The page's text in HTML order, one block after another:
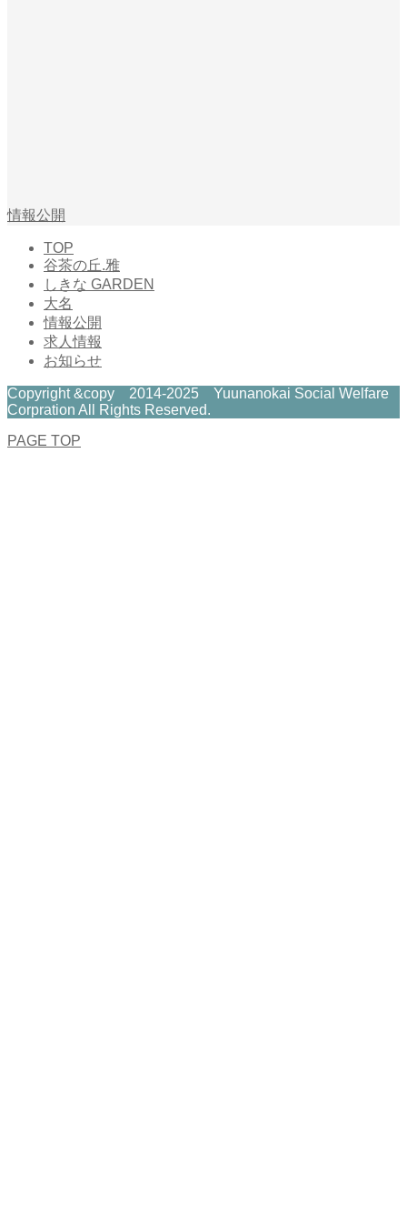
情報公開
TOP
谷茶の丘.雅
しきな GARDEN
大名
情報公開
求人情報
お知らせ
Copyright &copy 2014-2025 Yuunanokai Social Welfare
Corpration All Rights Reserved.
PAGE TOP